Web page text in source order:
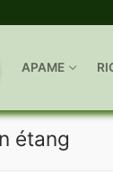
APAME
étang